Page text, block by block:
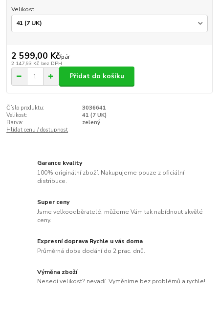
Velikost
2 599,00 Kč/pár
2 147,93 Kč bez DPH
Přidat do košíku
Číslo produktu:
3036641
Velikost:
41 (7 UK)
Barva:
zelený
Hlídat cenu / dostupnost
Garance kvality
100% originální zboží. Nakupujeme pouze z oficiální
distribuce.
Super ceny
Jsme velkoodběratelé, můžeme Vám tak nabídnout skvělé
ceny.
Expresní doprava Rychle u vás doma
Průměrná doba dodání do 2 prac. dnů.
Výměna zboží
Nesedí velikost? nevadí. Vyměníme bez problémů a rychle!